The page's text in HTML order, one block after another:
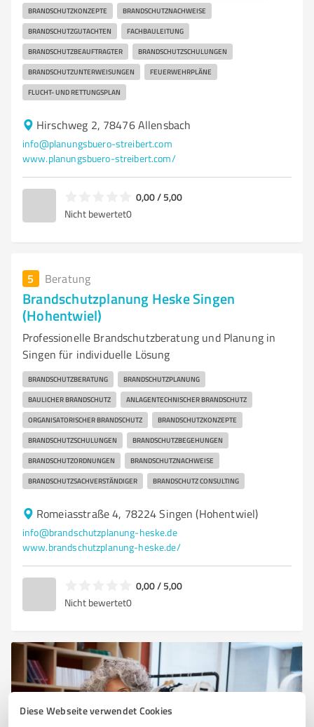
Diese Webseite verwendet Cookies
BRANDSCHUTZKONZEPTE BRANDSCHUTZNACHWEISE
BRANDSCHUTZGUTACHTEN FACHBAULEITUNG
BRANDSCHUTZBEAUFTRAGTER BRANDSCHUTZSCHULUNGEN
BRANDSCHUTZUNTERWEISUNGEN FEUERWEHRPLÄNE
FLUCHT- UND RETTUNGSPLAN
Hirschweg 2, 78476 Allensbach
info@planungsbuero-streibert.com
www.planungsbuero-streibert.com/
0,00 / 5,00
Nicht bewertet0
5 Beratung
Brandschutzplanung Heske Singen
(Hohentwiel)
Professionelle Brandschutzberatung und Planung in
Singen für individuelle Lösung
BRANDSCHUTZBERATUNG BRANDSCHUTZPLANUNG
BAULICHER BRANDSCHUTZ ANLAGENTECHNISCHER BRANDSCHUTZ
ORGANISATORISCHER BRANDSCHUTZ BRANDSCHUTZKONZEPTE
BRANDSCHUTZSCHULUNGEN BRANDSCHUTZBEGEHUNGEN
BRANDSCHUTZORDNUNGEN BRANDSCHUTZNACHWEISE
BRANDSCHUTZSACHVERSTÄNDIGER BRANDSCHUTZ CONSULTING
Romeiasstraße 4, 78224 Singen (Hohentwiel)
info@brandschutzplanung-heske.de
www.brandschutzplanung-heske.de/
0,00 / 5,00
Nicht bewertet0